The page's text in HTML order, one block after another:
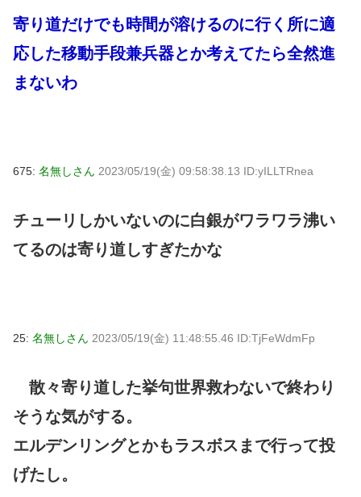
寄り道だけでも時間が溶けるのに行く所に適
応した移動手段兼兵器とか考えてたら全然進
まないわ
675: 名無しさん 2023/05/19(金) 09:58:38.13 ID:yILLTRnea
チューリしかいないのに白銀がワラワラ沸い
てるのは寄り道しすぎたかな
25: 名無しさん 2023/05/19(金) 11:48:55.46 ID:TjFeWdmFp
散々寄り道した挙句世界救わないで終わり
そうな気がする。
エルデンリングとかもラスボスまで行って投
げたし。